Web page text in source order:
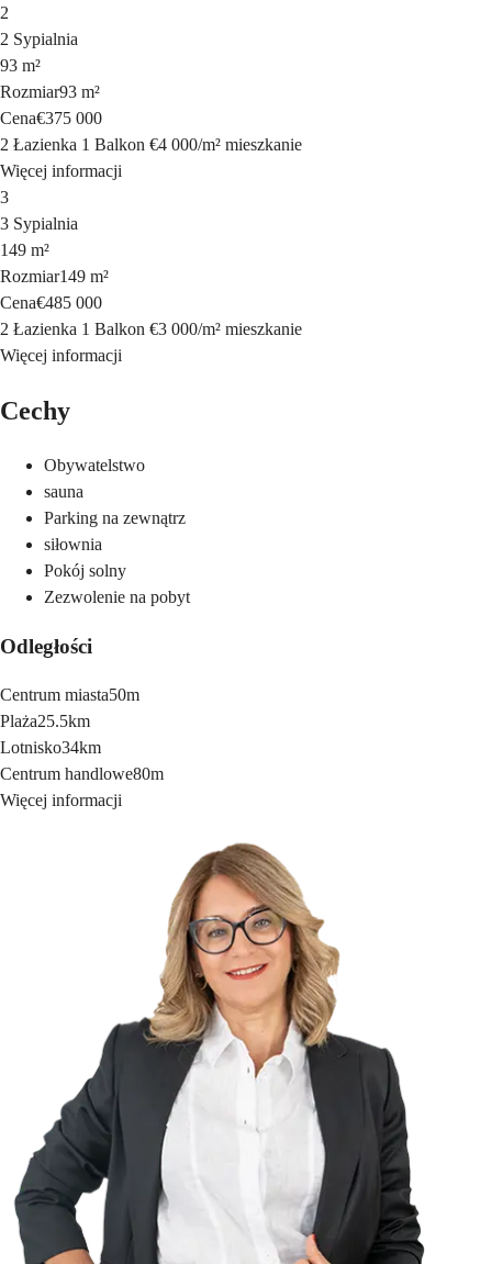
2
2 Sypialnia
93 m²
Rozmiar93 m²
Cena€375 000
2 Łazienka 1 Balkon €4 000/m² mieszkanie
Więcej informacji
3
3 Sypialnia
149 m²
Rozmiar149 m²
Cena€485 000
2 Łazienka 1 Balkon €3 000/m² mieszkanie
Więcej informacji
Cechy
Obywatelstwo
sauna
Parking na zewnątrz
siłownia
Pokój solny
Zezwolenie na pobyt
Odległości
Centrum miasta50m
Plaża25.5km
Lotnisko34km
Centrum handlowe80m
Więcej informacji